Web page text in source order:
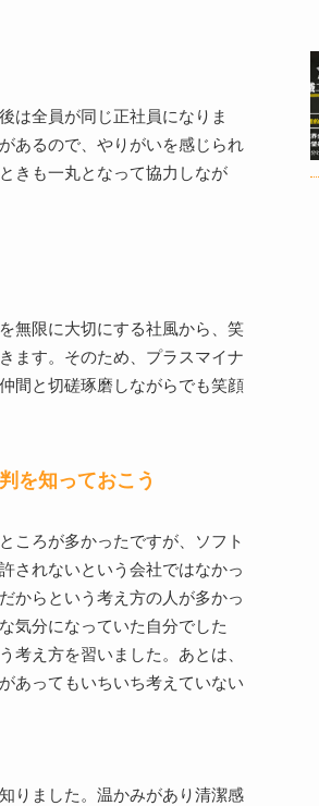
は全員が同じ正社員になりま
あるので、やりがいを感じられ
きも一丸となって協力しなが
無限に大切にする社風から、笑
ます。そのため、プラスマイナ
間と切磋琢磨しながらでも笑顔
を知っておこう
ころが多かったですが、ソフト
されないという会社ではなかっ
からという考え方の人が多かっ
気分になっていた自分でした
考え方を習いました。あとは、
あってもいちいち考えていない
りました。温かみがあり清潔感